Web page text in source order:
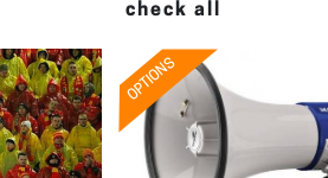
check all
OPTIONS